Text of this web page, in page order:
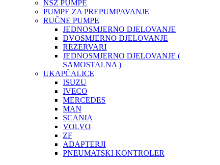
NSZ PUMPE
PUMPE ZA PREPUMPAVANJE
RUČNE PUMPE
JEDNOSMJERNO DJELOVANJE
DVOSMJERNO DJELOVANJE
REZERVARI
JEDNOSMJERNO DJELOVANJE (
SAMOSTALNA )
UKAPČALICE
ISUZU
IVECO
MERCEDES
MAN
SCANIA
VOLVO
ZF
ADAPTERJI
PNEUMATSKI KONTROLER